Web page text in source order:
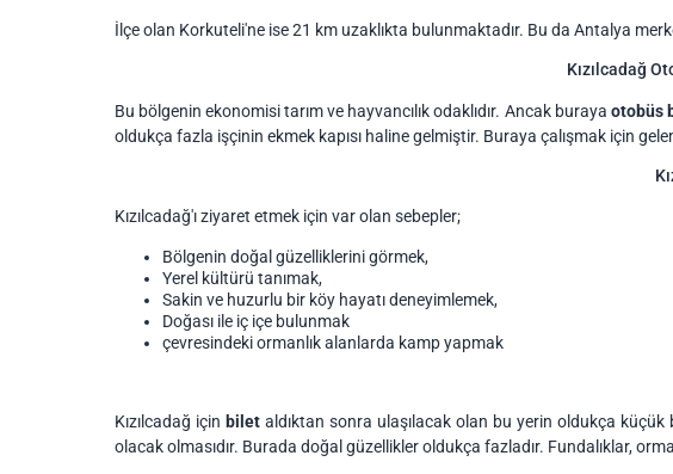
İlçe olan Korkuteli'ne ise 21 km uzaklıkta bulunmaktadır. Bu da Antalya
Kızılcadağ
Bu bölgenin ekonomisi tarım ve hayvancılık odaklıdır. Ancak buraya otobüs
oldukça fazla işçinin ekmek kapısı haline gelmiştir. Buraya çalışmak için
Kızılcadağ'ı ziyaret etmek için var olan sebepler;
Bölgenin doğal güzelliklerini görmek,
Yerel kültürü tanımak,
Sakin ve huzurlu bir köy hayatı deneyimlemek,
Doğası ile iç içe bulunmak
çevresindeki ormanlık alanlarda kamp yapmak
Kızılcadağ içinbilet aldıktan sonra ulaşılacak olan bu yerin oldukça
olacak olmasıdır. Burada doğal güzellikler oldukça fazladır. Fundalıklar,